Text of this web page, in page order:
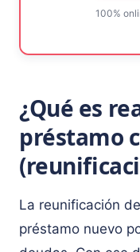
100%
¿Qué es
préstamo
La reunificación
préstamo nuevo